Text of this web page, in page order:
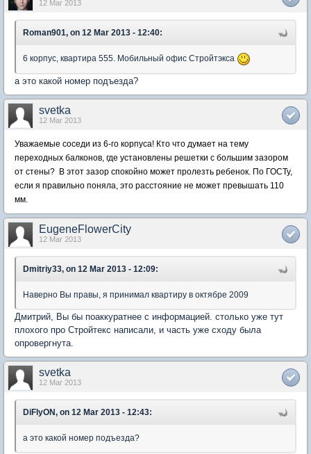
12 Mar 2013
Roman901, on 12 Mar 2013 - 12:40:
6 корпус, квартира 555. Мобильный офис Стройтэкса
а это какой номер подъезда?
svetka
12 Mar 2013
Уважаемые соседи из 6-го корпуса! Кто что думает на тему
переходных балконов, где установлены решетки с большим зазором
от стены? В этот зазор спокойно может пролезть ребенок. По ГОСТу,
если я правильно поняла, это расстояние не может превышать 110
мм.
EugeneFlowerCity
12 Mar 2013
Dmitriy33, on 12 Mar 2013 - 12:09:
Наверно Вы правы, я принимал квартиру в октябре 2009
Дмитрий, Вы бы поаккуратнее с информацией. столько уже тут
плохого про Стройтекс написали, и часть уже сходу была
опровергнута.
svetka
12 Mar 2013
DiFlyON, on 12 Mar 2013 - 12:43:
а это какой номер подъезда?